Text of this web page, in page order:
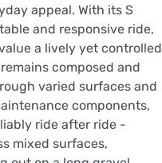
appeal. With its S
and responsive ride,
a lively yet controlled
composed and
varied surfaces and
components,
ride after ride -
mixed surfaces,